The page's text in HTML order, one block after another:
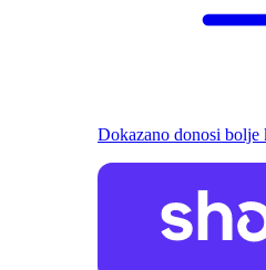
Dokazano donosi bolje